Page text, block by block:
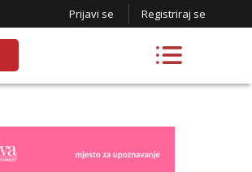
Prijavi se Registriraj se